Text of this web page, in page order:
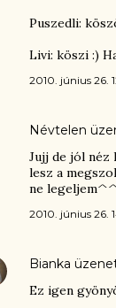
Puszedli:
Livi: köszi :)
2010. június 26.
Névtelen
Jujj de jól néz
lesz a
ne
2010. június 26.
Bianka
Ez igen